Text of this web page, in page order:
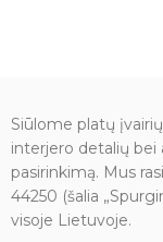
Siūlome platų
interjero detalių bei
pasirinkimą. Mus
44250 (šalia
visoje Lietuvoje.